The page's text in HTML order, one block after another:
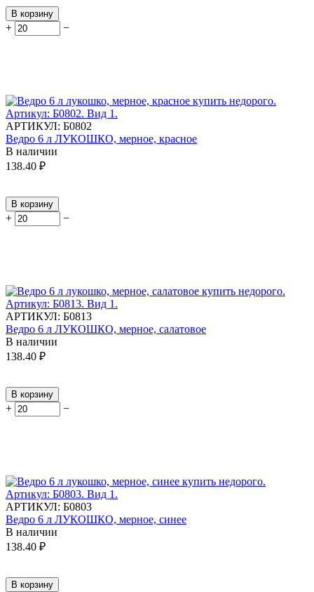
В корзину
+ −
АРТИКУЛ: Б0802
Ведро 6 л ЛУКОШКО, мерное, красное
В наличии
138.40 ₽
В корзину
+ −
АРТИКУЛ: Б0813
Ведро 6 л ЛУКОШКО, мерное, салатовое
В наличии
138.40 ₽
В корзину
+ −
АРТИКУЛ: Б0803
Ведро 6 л ЛУКОШКО, мерное, синее
В наличии
138.40 ₽
В корзину